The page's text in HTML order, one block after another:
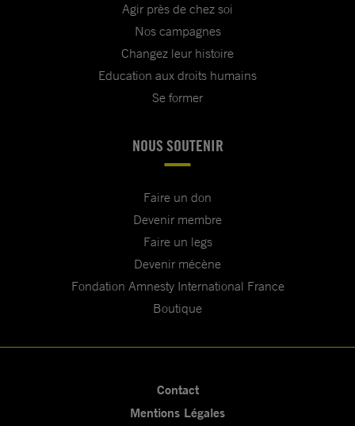
Agir près de chez soi
Nos campagnes
Changez leur histoire
Education aux droits humains
Se former
NOUS SOUTENIR
Faire un don
Devenir membre
Faire un legs
Devenir mécène
Fondation Amnesty International France
Boutique
Contact
Mentions Légales